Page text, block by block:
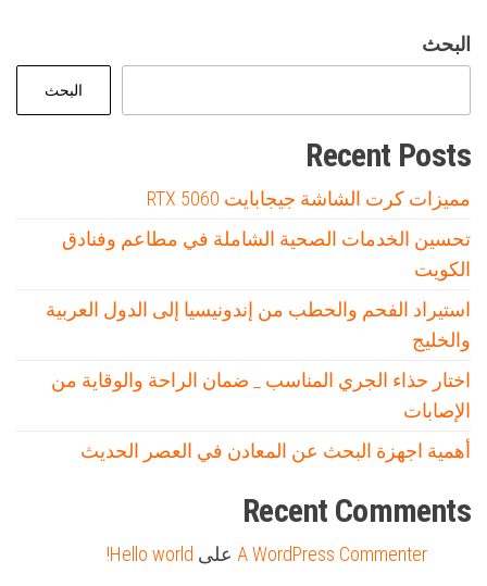
البحث
البحث
Recent Posts
مميزات كرت الشاشة جيجابايت RTX 5060
تحسين الخدمات الصحية الشاملة في مطاعم وفنادق
الكويت
استيراد الفحم والحطب من إندونيسيا إلى الدول العربية
والخليج
اختار حذاء الجري المناسب _ ضمان الراحة والوقاية من
الإصابات
أهمية اجهزة البحث عن المعادن في العصر الحديث
Recent Comments
A WordPress Commenter على Hello world!